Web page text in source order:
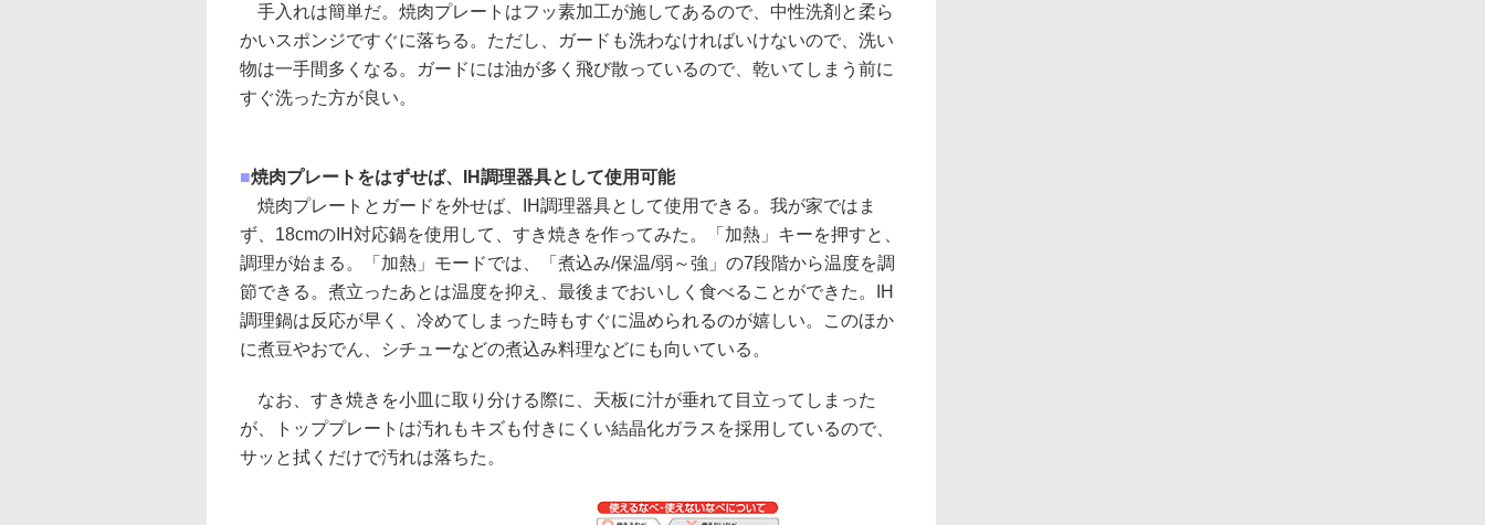
手入れは簡単だ。焼肉プレートはフッ素加工が施してあるので、中性洗剤と柔ら
かいスポンジですぐに落ちる。ただし、ガードも洗わなければいけないので、洗い
物は一手間多くなる。ガードには油が多く飛び散っているので、乾いてしまう前に
すぐ洗った方が良い。
■焼肉プレートをはずせば、IH調理器具として使用可能
焼肉プレートとガードを外せば、IH調理器具として使用できる。我が家ではま
ず、18cmのIH対応鍋を使用して、すき焼きを作ってみた。「加熱」キーを押すと、
調理が始まる。「加熱」モードでは、「煮込み/保温/弱～強」の7段階から温度を調
節できる。煮立ったあとは温度を抑え、最後までおいしく食べることができた。IH
調理鍋は反応が早く、冷めてしまった時もすぐに温められるのが嬉しい。このほか
に煮豆やおでん、シチューなどの煮込み料理などにも向いている。
なお、すき焼きを小皿に取り分ける際に、天板に汁が垂れて目立ってしまった
が、トッププレートは汚れもキズも付きにくい結晶化ガラスを採用しているので、
サッと拭くだけで汚れは落ちた。